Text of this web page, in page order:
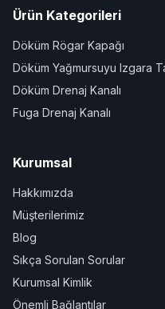
Ürün Kategorileri
Döküm Rögar Kapağı
Döküm Yağmursuyu Izgara
Döküm Drenaj Kanalı
Fuga Drenaj Kanalı
Kurumsal
Hakkımızda
Müşterilerimiz
Blog
Sıkça Sorulan Sorular
Kurumsal Kimlik
Önemli Bağlantılar